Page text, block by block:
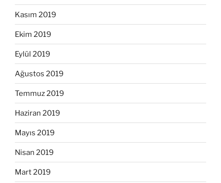
Kasım 2019
Ekim 2019
Eylül 2019
Ağustos 2019
Temmuz 2019
Haziran 2019
Mayıs 2019
Nisan 2019
Mart 2019